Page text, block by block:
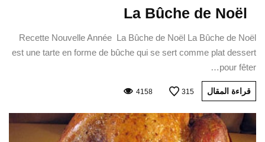
La Bûche de Noël
Recette Nouvelle Année La Bûche de Noël La Bûche de Noël
est une tarte en forme de bûche qui se sert comme plat dessert
pour fêter…
قراءة المقال 315
4158